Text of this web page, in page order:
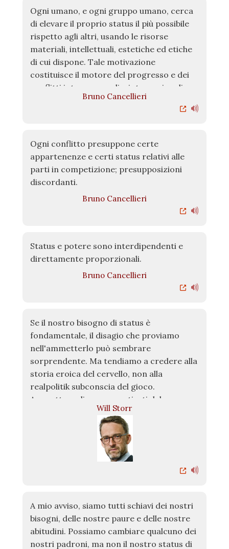
successo (che implica manifestazioni di
stima e di rispetto) deve essere sempre
ripetuto, rinnovato, deve assumere forme
sempre nuove e quantità sempre
maggiori, perché qualsiasi successo, se
non si rinnova, viene a noia, passa
inosservato.
Ogni umano, e ogni gruppo umano, cerca
di elevare il proprio status il più possibile
rispetto agli altri, usando le risorse
materiali, intellettuali, estetiche ed etiche
di cui dispone. Tale motivazione
costituisce il motore del progresso e dei
conflitti interpersonali e internazionali.
Bruno Cancellieri
Ogni conflitto presuppone certe
appartenenze e certi status relativi alle
parti in competizione; presupposizioni
discordanti.
Bruno Cancellieri
Status e potere sono interdipendenti e
direttamente proporzionali.
Bruno Cancellieri
Se il nostro bisogno di status è
fondamentale, il disagio che proviamo
nell'ammetterlo può sembrare
sorprendente. Ma tendiamo a credere alla
storia eroica del cervello, non alla
realpolitik subconscia del gioco.
Ammettere di essere motivati dal
miglioramento del nostro rango rischia di
farci perdere stima agli occhi degli altri, il
che ci fa perdere rango. Anche
ammetterlo a noi stessi può farci sentire
inferiori. Quindi la consapevolezza del
nei rivali e lo usiamo persino come metodo
di insulto, il che, ironicamente, è un gioco
di status: un tentativo di degradare gli
altri e quindi di elevarci.
Will Storr
A mio avviso, siamo tutti schiavi dei nostri
bisogni, delle nostre paure e delle nostre
abitudini. Possiamo cambiare qualcuno dei
nostri padroni, ma non il nostro status di